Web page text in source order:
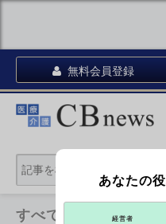
無料会員登録
すべてのカテゴリ
あなたの
経営者